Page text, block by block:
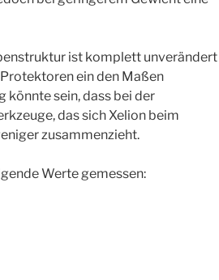
ist komplett unverändert
ein den Maßen
könnte sein, dass bei der
das sich Xelion beim
zusammenzieht.
Werte gemessen: